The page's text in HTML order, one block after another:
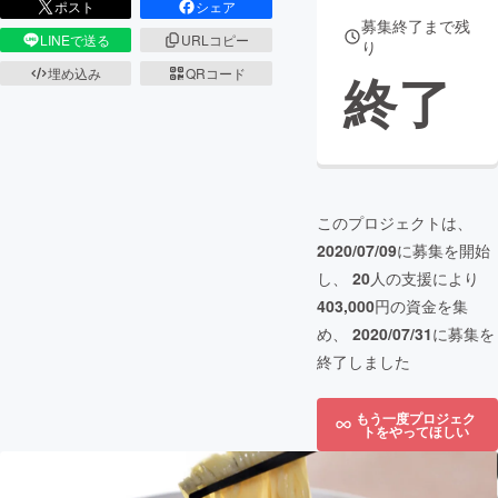
ポスト
シェア
LINEで送る
URLコピー
埋め込み
QRコード
募集終了まで残
り
終了
このプロジェクトは、
2020/07/09に募集を開始
し、 20人の支援により
403,000円の資金を集
め、 2020/07/31に募集を
終了しました
もう一度プロジェク
トをやってほしい